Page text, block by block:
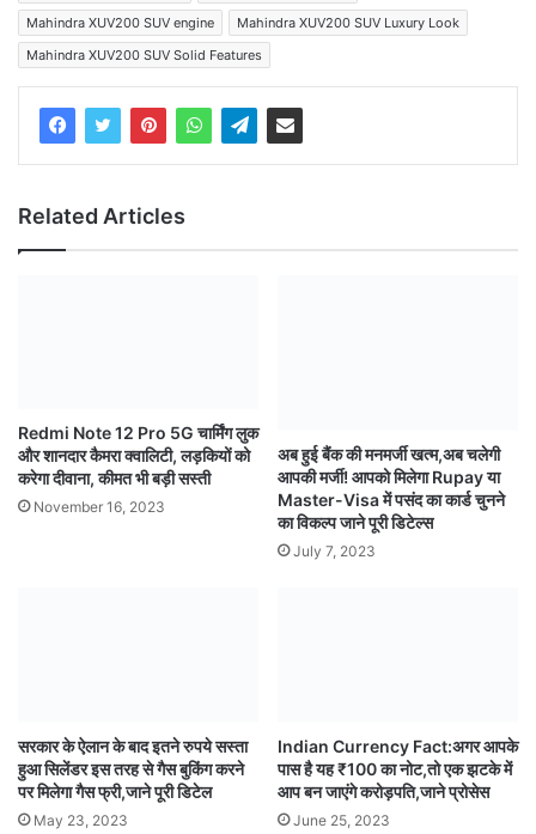
Mahindra XUV200 SUV engine
Mahindra XUV200 SUV Luxury Look
Mahindra XUV200 SUV Solid Features
Related Articles
Redmi Note 12 Pro 5G चार्मिंग लुक
और शानदार कैमरा क्वालिटी, लड़कियों को
करेगा दीवाना, कीमत भी बड़ी सस्ती
November 16, 2023
अब हुई बैंक की मनमर्जी खत्म,अब चलेगी
आपकी मर्जी! आपको मिलेगा Rupay या
Master-Visa में पसंद का कार्ड चुनने
का विकल्प जाने पूरी डिटेल्स
July 7, 2023
सरकार के ऐलान के बाद इतने रुपये सस्ता
हुआ सिलेंडर इस तरह से गैस बुकिंग करने
पर मिलेगा गैस फ्री,जाने पूरी डिटेल
May 23, 2023
Indian Currency Fact:अगर आपके
पास है यह ₹100 का नोट,तो एक झटके में
आप बन जाएंगे करोड़पति,जाने प्रोसेस
June 25, 2023